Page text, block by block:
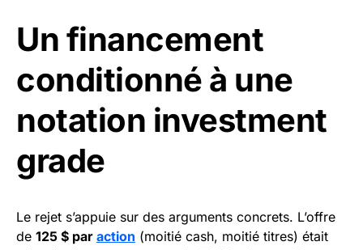
Un financement
conditionné à une
notation investment
grade
Le rejet s’appuie sur des arguments concrets. L’offre
de 125 $ par action (moitié cash, moitié titres) était